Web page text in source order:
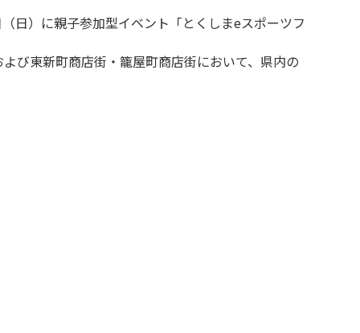
日）に親子参加型イベント「とくしまeスポーツフ
び東新町商店街・籠屋町商店街において、県内の